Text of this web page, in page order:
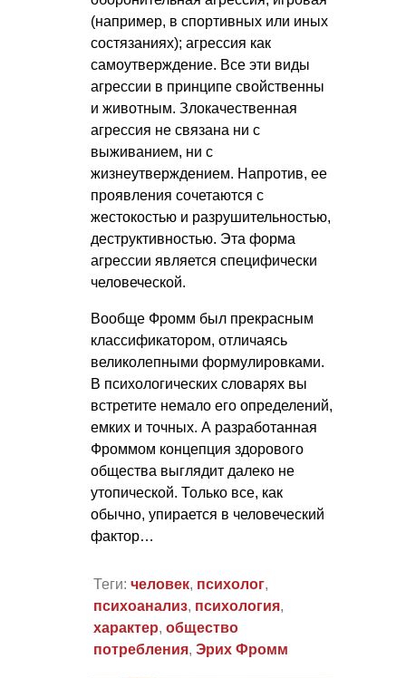
(например, в спортивных или иных
состязаниях); агрессия как
самоутверждение. Все эти виды
агрессии в принципе свойственны
и животным. Злокачественная
агрессия не связана ни с
выживанием, ни с
жизнеутверждением. Напротив, ее
проявления сочетаются с
жестокостью и разрушительностью,
деструктивностью. Эта форма
агрессии является специфически
человеческой.
Вообще Фромм был прекрасным
классификатором, отличаясь
великолепными формулировками.
В психологических словарях вы
встретите немало его определений,
емких и точных. А разработанная
Фроммом концепция здорового
общества выглядит далеко не
утопической. Только все, как
обычно, упирается в человеческий
фактор…
Теги: человек, психолог,
психоанализ, психология,
характер, общество
потребления, Эрих Фромм